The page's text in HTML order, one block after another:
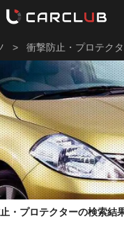
> 衝撃防止・プロテク
・プロテクターの検索結